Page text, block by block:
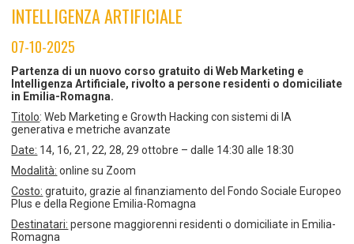
Coordinamento Provinciale Ferrarese Informagiovani
INTELLIGENZA ARTIFICIALE
07-10-2025
Partenza di un nuovo corso gratuito di Web Marketing e
Intelligenza Artificiale, rivolto a persone residenti o domiciliate
in Emilia-Romagna.
Titolo: Web Marketing e Growth Hacking con sistemi di IA
generativa e metriche avanzate
Date: 14, 16, 21, 22, 28, 29 ottobre – dalle 14:30 alle 18:30
Modalità: online su Zoom
Costo: gratuito, grazie al finanziamento del Fondo Sociale Europeo
Plus e della Regione Emilia-Romagna
Destinatari: persone maggiorenni residenti o domiciliate in Emilia-
Romagna